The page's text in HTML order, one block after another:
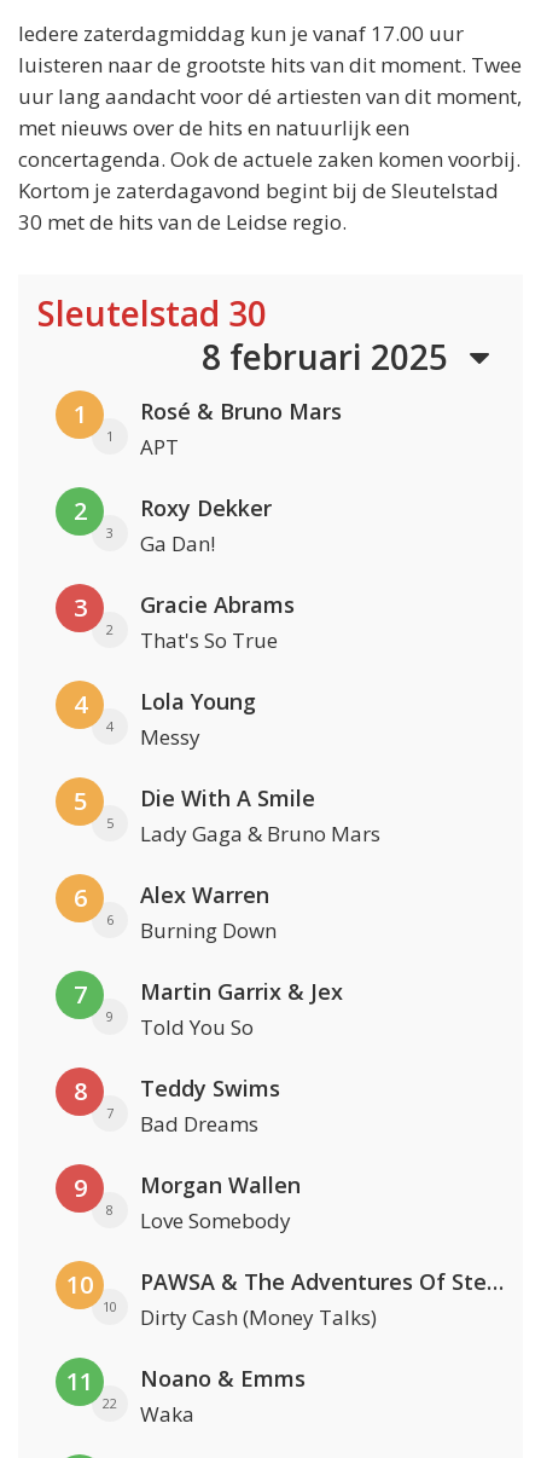
Iedere zaterdagmiddag kun je vanaf 17.00 uur
luisteren naar de grootste hits van dit moment. Twee
uur lang aandacht voor dé artiesten van dit moment,
met nieuws over de hits en natuurlijk een
concertagenda. Ook de actuele zaken komen voorbij.
Kortom je zaterdagavond begint bij de Sleutelstad
30 met de hits van de Leidse regio.
Sleutelstad 30
8 februari 2025
1
1
Rosé & Bruno Mars
APT
2
3
Roxy Dekker
Ga Dan!
3
2
Gracie Abrams
That's So True
4
4
Lola Young
Messy
5
5
Die With A Smile
Lady Gaga & Bruno Mars
6
6
Alex Warren
Burning Down
7
9
Martin Garrix & Jex
Told You So
8
7
Teddy Swims
Bad Dreams
9
8
Morgan Wallen
Love Somebody
10
10
PAWSA & The Adventures Of Stevie V
Dirty Cash (Money Talks)
11
22
Noano & Emms
Waka